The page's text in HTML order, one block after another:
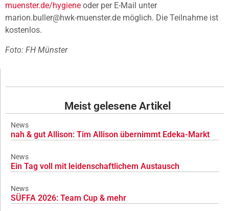
muenster.de/hygiene oder per E-Mail unter
marion.buller@hwk-muenster.de möglich. Die Teilnahme ist
kostenlos.
Foto: FH Münster
Meist gelesene Artikel
News
nah & gut Allison: Tim Allison übernimmt Edeka-Markt
News
Ein Tag voll mit leidenschaftlichem Austausch
News
SÜFFA 2026: Team Cup & mehr